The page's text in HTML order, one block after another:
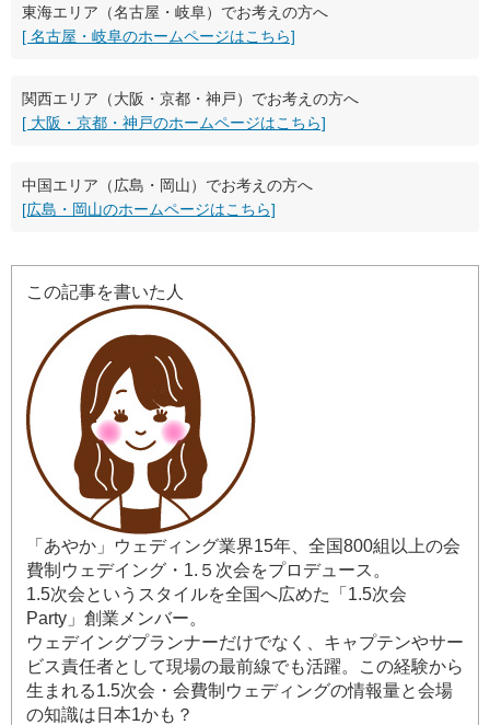
東海エリア（名古屋・岐阜）でお考えの方へ
[ 名古屋・岐阜のホームページはこちら]
関西エリア（大阪・京都・神戸）でお考えの方へ
[ 大阪・京都・神戸のホームページはこちら]
中国エリア（広島・岡山）でお考えの方へ
[広島・岡山のホームページはこちら]
この記事を書いた人
「あやか」ウェディング業界15年、全国800組以上の会
費制ウェデイング・1.５次会をプロデュース。
1.5次会というスタイルを全国へ広めた「1.5次会
Party」創業メンバー。
ウェデイングプランナーだけでなく、キャプテンやサー
ビス責任者として現場の最前線でも活躍。この経験から
生まれる1.5次会・会費制ウェディングの情報量と会場
の知識は日本1かも？